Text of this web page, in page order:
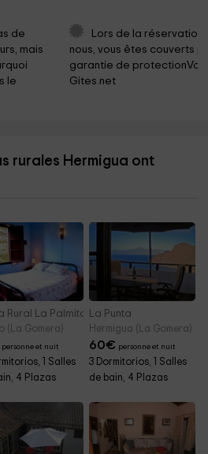
de
mais
le
Lors de la réservation
nous, vous êtes couverts
garantie de
Gites.net
rurales Hermigua ont
Rural La Palmita
(La Gomera)
personne et nuit
1 Salles
4 Plazas
La Punta
Hermigua (La Gomera)
60€ personne et nuit
3 Dormitorios, 1 Salles
de bain, 4 Plazas